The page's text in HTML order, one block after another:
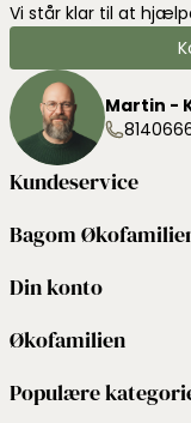
Vi står klar til at
Martin -
Kundeservice
Bagom
Din konto
Økofamilien
Populære